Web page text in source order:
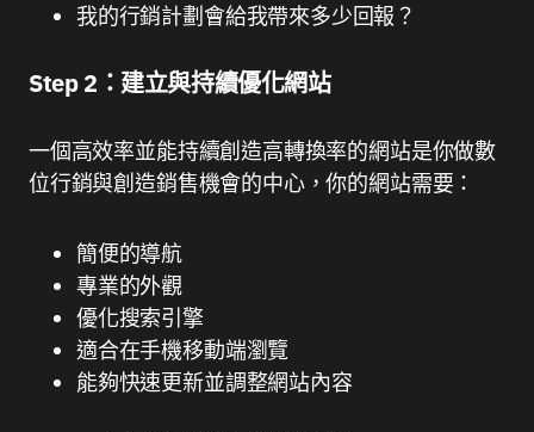
我的行銷計劃會給我帶來多少回報？
Step 2：建立與持續優化網站
一個高效率並能持續創造高轉換率的網站是你做數
位行銷與創造銷售機會的中心，你的網站需要：
簡便的導航
專業的外觀
優化搜索引擎
適合在手機移動端瀏覽
能夠快速更新並調整網站內容